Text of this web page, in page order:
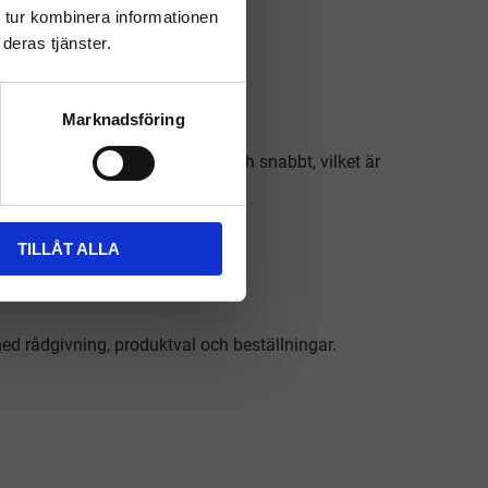
kombinera informationen
tjänster.
Marknadsföring
TILLÅT ALLA
att agera korrekt och snabbt, vilket är
rådgivning, produktval och beställningar.